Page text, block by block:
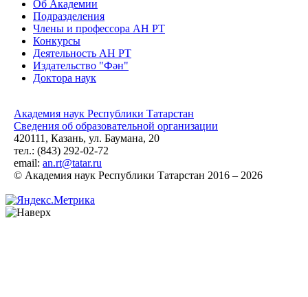
Об Академии
Подразделения
Члены и профессора АН РТ
Конкурсы
Деятельность АН РТ
Издательство "Фән"
Доктора наук
Академия наук Республики Татарстан
Сведения об образовательной организации
420111, Казань, ул. Баумана, 20
тел.: (843) 292-02-72
email: an.rt@tatar.ru
© Академия наук Республики Татарстан 2016 – 2026